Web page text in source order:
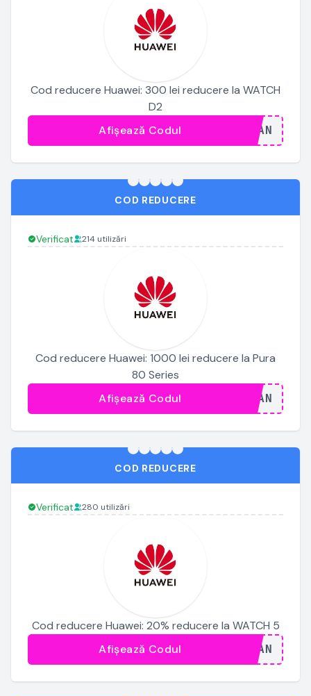
Cod reducere Huawei: 300 lei reducere la WATCH
D2
...JAN
Afișează Codul
COD REDUCERE
Verificat 214 utilizări
Cod reducere Huawei: 1000 lei reducere la Pura
80 Series
...JAN
Afișează Codul
COD REDUCERE
Verificat 280 utilizări
Cod reducere Huawei: 20% reducere la WATCH 5
...JAN
Afișează Codul